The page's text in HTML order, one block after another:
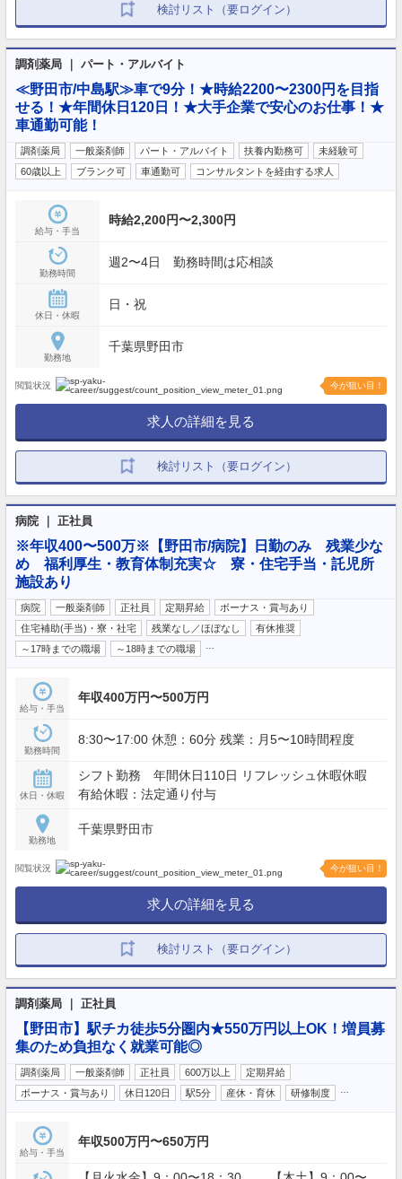
検討リスト（要ログイン）
調剤薬局 ｜ パート・アルバイト
≪野田市/中島駅≫車で9分！★時給2200〜2300円を目指
せる！★年間休日120日！★大手企業で安心のお仕事！★
車通勤可能！
調剤薬局 一般薬剤師 パート・アルバイト 扶養内勤務可
未経験可
60歳以上
ブランク可 車通勤可 コンサルタントを経由する求人
給与・手当
時給2,200円〜2,300円
勤務時間
週2〜4日 勤務時間は応相談
休日・休暇
日・祝
勤務地
千葉県野田市
閲覧状況 今が狙い目！
求人の詳細を見る
検討リスト（要ログイン）
病院 ｜ 正社員
※年収400〜500万※【野田市/病院】日勤のみ 残業少な
め 福利厚生・教育体制充実☆ 寮・住宅手当・託児所
施設あり
病院 一般薬剤師 正社員 定期昇給
ボーナス・賞与あり
住宅補助(手当)・寮・社宅
残業なし／ほぼなし
有休推奨
～17時までの職場
～18時までの職場
給与・手当
年収400万円〜500万円
勤務時間
8:30〜17:00 休憩：60分 残業：月5〜10時間程度
休日・休暇
シフト勤務 年間休日110日 リフレッシュ休暇休暇
有給休暇：法定通り付与
勤務地
千葉県野田市
閲覧状況 今が狙い目！
求人の詳細を見る
検討リスト（要ログイン）
調剤薬局 ｜ 正社員
【野田市】駅チカ徒歩5分圏内★550万円以上OK！増員募
集のため負担なく就業可能◎
調剤薬局 一般薬剤師 正社員 600万以上
定期昇給
ボーナス・賞与あり
休日120日 駅5分 産休・育休 研修制度
給与・手当
年収500万円〜650万円